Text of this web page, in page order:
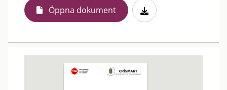
Öppna dokument